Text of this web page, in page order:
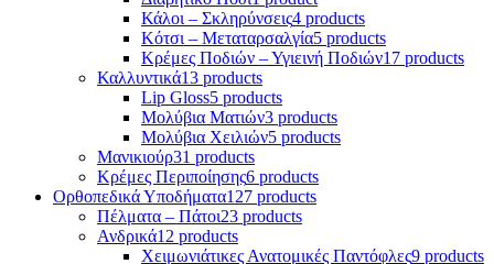
Κάλοι – Σκληρύνσεις4 products
Κότσι – Μεταταρσαλγία5 products
Κρέμες Ποδιών – Υγιεινή Ποδιών17 products
Καλλυντικά13 products
Lip Gloss5 products
Μολύβια Ματιών3 products
Μολύβια Χειλιών5 products
Μανικιούρ31 products
Κρέμες Περιποίησης6 products
Ορθοπεδικά Υποδήματα127 products
Πέλματα – Πάτοι23 products
Ανδρικά12 products
Χειμωνιάτικες Ανατομικές Παντόφλες9 products